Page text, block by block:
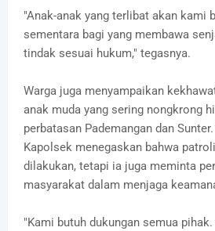
"Anak-anak yang terlibat akan kami
sementara bagi yang membawa
tindak sesuai hukum," tegasnya.
Warga juga menyampaikan
anak muda yang sering nongkrong
perbatasan Pademangan dan
Kapolsek menegaskan bahwa
dilakukan, tetapi ia juga meminta
masyarakat dalam menjaga
"Kami butuh dukungan semua